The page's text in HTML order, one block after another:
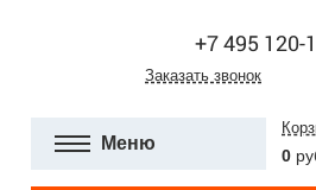
+7 495 120-
Заказать звонок
Меню
0